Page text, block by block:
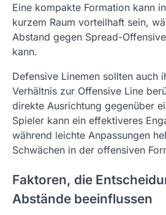
Eine kompakte Formation kann
kurzem Raum vorteilhaft sein,
Abstand gegen Spread-
kann.
Defensive Linemen sollten auch
Verhältnis zur Offensive Line
direkte Ausrichtung gegenüber
Spieler kann ein effektiveres
während leichte Anpassungen
Schwächen in der offensiven
Faktoren, die
Abstände beeinflussen